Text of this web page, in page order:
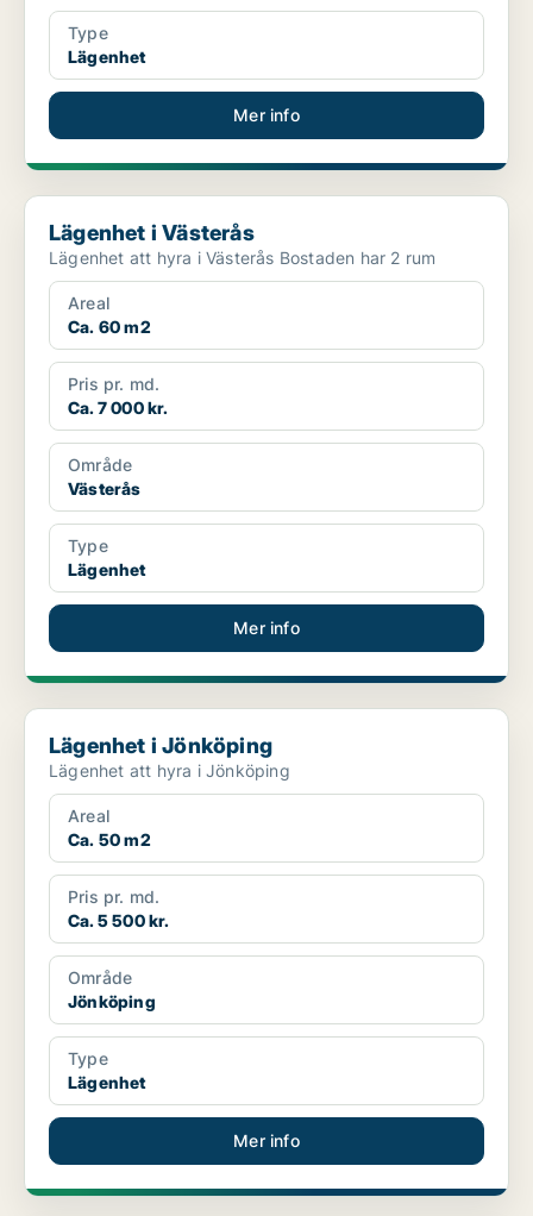
Type
Lägenhet
Mer info
Lägenhet i Västerås
Lägenhet i Västerås
Lägenhet att hyra i Västerås Bostaden har 2 rum
Areal
Ca. 60 m2
Pris pr. md.
Ca. 7 000 kr.
Område
Västerås
Type
Lägenhet
Mer info
Lägenhet i Jönköping
Lägenhet i Jönköping
Lägenhet att hyra i Jönköping
Areal
Ca. 50 m2
Pris pr. md.
Ca. 5 500 kr.
Område
Jönköping
Type
Lägenhet
Mer info